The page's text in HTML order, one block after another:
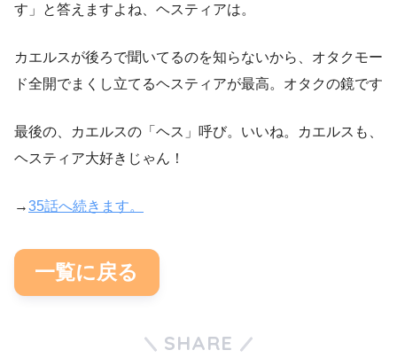
す」と答えますよね、ヘスティアは。
カエルスが後ろで聞いてるのを知らないから、オタクモー
ド全開でまくし立てるヘスティアが最高。オタクの鏡です
最後の、カエルスの「ヘス」呼び。いいね。カエルスも、
ヘスティア大好きじゃん！
→35話へ続きます。
一覧に戻る
SHARE